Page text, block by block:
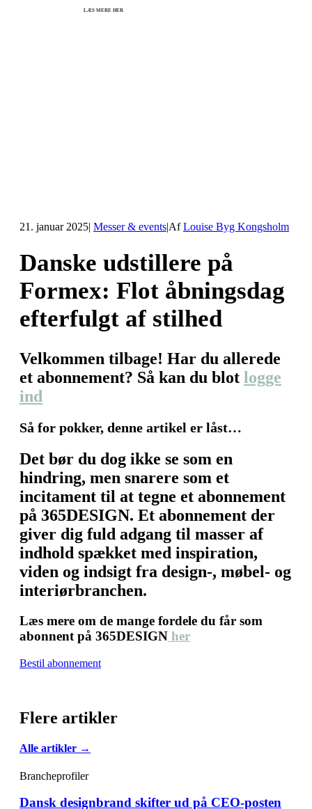
LÆS MERE HER
21. januar 2025| Messer & events|AfLouise Byg Kongsholm
Danske udstillere på
Formex: Flot åbningsdag
efterfulgt af stilhed
Velkommen tilbage! Har du allerede
et abonnement? Så kan du blot logge
ind
Så for pokker, denne artikel er låst…
Det bør du dog ikke se som en
hindring, men snarere som et
incitament til at tegne et abonnement
på 365DESIGN. Et abonnement der
giver dig fuld adgang til masser af
indhold spækket med inspiration,
viden og indsigt fra design-, møbel- og
interiørbranchen.
Læs mere om de mange fordele du får som
abonnent på 365DESIGN her
Bestil abonnement
Flere artikler
Alle artikler →
Brancheprofiler
Dansk designbrand skifter ud på CEO-posten